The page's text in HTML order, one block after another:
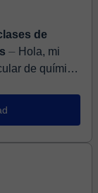
de
⏤ Hola, mi
de química